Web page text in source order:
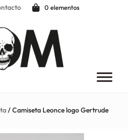
0 elementos
/ Camiseta Leonce logo Gertrude